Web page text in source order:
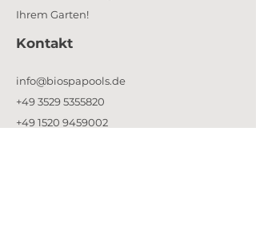
Ihrem Garten!
Kontakt
info@biospapools.de
+49 3529 5355820
+49 1520 9459002